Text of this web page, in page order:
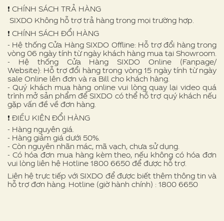
❗️ CHÍNH SÁCH TRẢ HÀNG
SIXDO Không hỗ trợ trả hàng trong mọi trường hợp.
❗️ CHÍNH SÁCH ĐỔI HÀNG
- Hệ thống Cửa Hàng SIXDO Offline: Hỗ trợ đổi hàng trong
vòng 06 ngày tính từ ngày khách hàng mua tại Showroom.
- Hệ thống Cửa Hàng SIXDO Online (Fanpage/
Website): Hỗ trợ đổi hàng trong vòng 15 ngày tính từ ngày
sale Online lên đơn và ra Bill cho khách hàng.
- Quý khách mua hàng online vui lòng quay lại video quá
trình mở sản phẩm để SIXDO có thể hỗ trợ quý khách nếu
gặp vấn đề về đơn hàng.
❗ ️ĐIỀU KIỆN ĐỔI HÀNG
- Hàng nguyên giá.
- Hàng giảm giá dưới 50%.
- Còn nguyên nhãn mác, mã vạch, chưa sử dụng.
- Có hóa đơn mua hàng kèm theo, nếu không có hóa đơn
vui lòng liên hệ Hotline 1800 6650 để được hỗ trợ.
Liên hệ trực tiếp với SIXDO để được biết thêm thông tin và
hỗ trợ đơn hàng. Hotline (giờ hành chính) : 1800 6650